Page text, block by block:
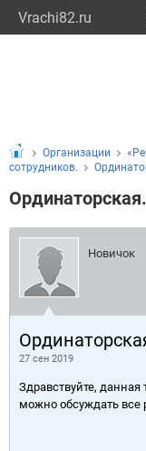
Vrachi82.ru
Организации
сотрудников.
Ординаторская.
Новичок
27 сен 2019
Здравствуйте, данная
можно обсуждать все